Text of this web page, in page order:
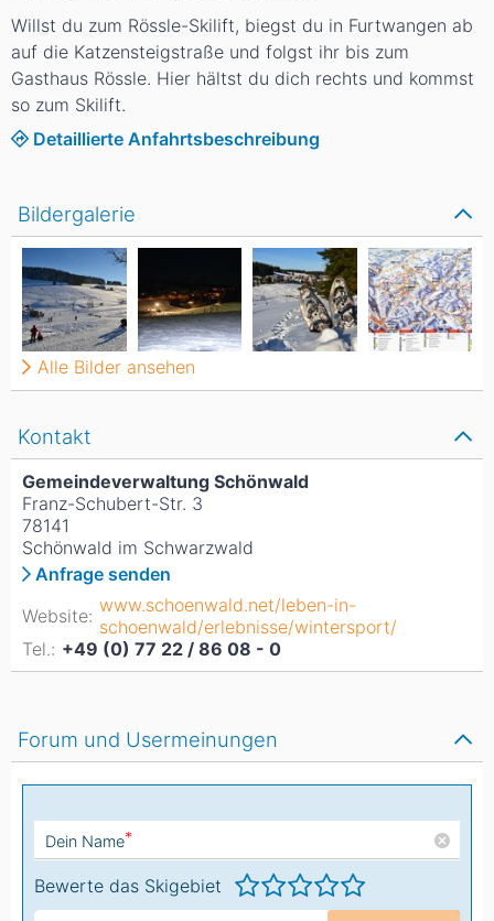
Willst du zum Rössle-Skilift, biegst du in Furtwangen ab
auf die Katzensteigstraße und folgst ihr bis zum
Gasthaus Rössle. Hier hältst du dich rechts und kommst
so zum Skilift.
Detaillierte Anfahrtsbeschreibung
Kontakt
Gemeindeverwaltung Schönwald
Franz-Schubert-Str. 3
78141
Schönwald im Schwarzwald
Anfrage senden
Website: www.schoenwald.net/leben-in-
schoenwald/erlebnisse/wintersport/
Tel.: +49 (0) 77 22 / 86 08 - 0
Bildergalerie
Alle Bilder ansehen
Forum und Usermeinungen
Dein Name*
Bewerte das Skigebiet